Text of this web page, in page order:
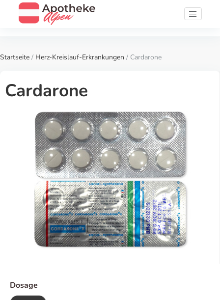
Startseite / Herz-Kreislauf-Erkrankungen / Cardarone
Cardarone
Dosage